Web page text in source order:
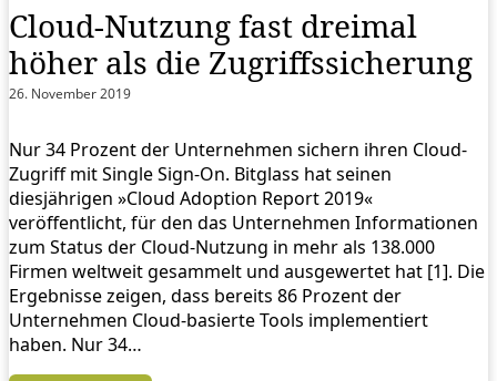
Cloud-Nutzung fast dreimal
höher als die Zugriffssicherung
26. November 2019
Nur 34 Prozent der Unternehmen sichern ihren Cloud-
Zugriff mit Single Sign-On. Bitglass hat seinen
diesjährigen »Cloud Adoption Report 2019«
veröffentlicht, für den das Unternehmen Informationen
zum Status der Cloud-Nutzung in mehr als 138.000
Firmen weltweit gesammelt und ausgewertet hat [1]. Die
Ergebnisse zeigen, dass bereits 86 Prozent der
Unternehmen Cloud-basierte Tools implementiert
haben. Nur 34…